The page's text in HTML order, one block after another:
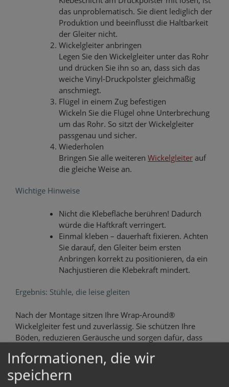
das unproblematisch. Sie dient lediglich der
Produktion und beeinflusst die Haltbarkeit
der Gleiter nicht.
Wickelgleiter anbringen
Legen Sie den Wickelgleiter unter das Rohr
und drücken Sie ihn so an, dass sich das
weiche Vinyl-Druckpolster gleichmäßig
anschmiegt.
Flügel in einem Zug befestigen
Wickeln Sie die Flügel ohne Unterbrechung
um das Rohr. So sitzt der Wickelgleiter
passgenau und sicher.
Wiederholen
Bringen Sie alle weiteren Wickelgleiter auf
die gleiche Weise an.
Wichtige Hinweise
Nicht die Klebefläche berühren! Dadurch
würde die Haftkraft verringert.
Einmal kleben – dauerhaft fixieren. Achten
Sie darauf, den Gleiter beim ersten
Anbringen korrekt zu positionieren, da ein
Nachjustieren die Klebekraft mindert.
Ergebnis: Stühle, die leise gleiten
Nach der Montage sitzen Ihre Wrap-Around®
Wickelgleiter fest und zuverlässig. Sie schützen Ihre
Böden, reduzieren Geräusche und sorgen dafür, dass
👉 Tipp: Für eine besonders lange
Sie Ihre Filzgleiter regelmäßig und tauschen Sie sie bei
Informationen, die wir
speichern